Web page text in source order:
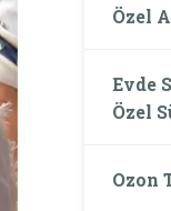
Özel
Evde
Özel
Ozon